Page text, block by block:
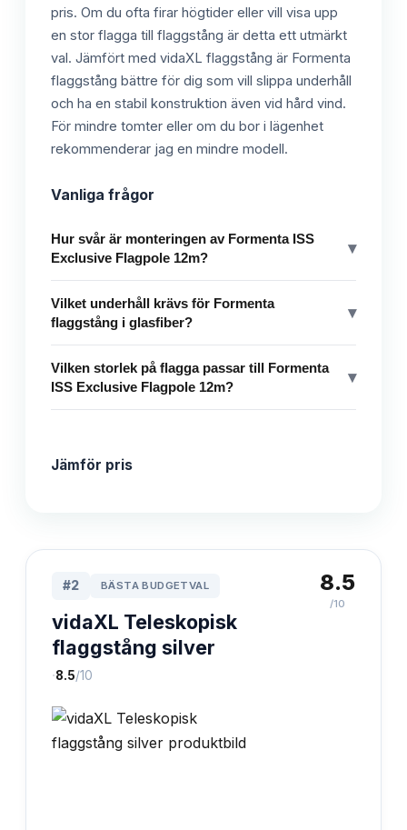
pris. Om du ofta firar högtider eller vill visa upp
en stor flagga till flaggstång är detta ett utmärkt
val. Jämfört med vidaXL flaggstång är Formenta
flaggstång bättre för dig som vill slippa underhåll
och ha en stabil konstruktion även vid hård vind.
För mindre tomter eller om du bor i lägenhet
rekommenderar jag en mindre modell.
Vanliga frågor
Hur svår är monteringen av Formenta ISS
Exclusive Flagpole 12m?
▾
Vilket underhåll krävs för Formenta
flaggstång i glasfiber?
▾
Vilken storlek på flagga passar till Formenta
ISS Exclusive Flagpole 12m?
▾
Jämför pris
#2 BÄSTA BUDGETVAL
vidaXL Teleskopisk
flaggstång silver
·8.5/10
8.5
/10